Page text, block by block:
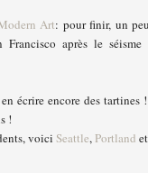
Art: pour finir, un
Francisco après le
écrire encore des
!
voici Seattle, Portland et